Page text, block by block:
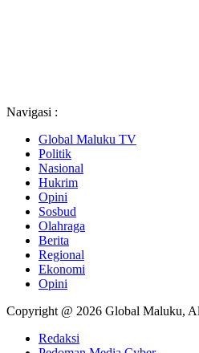
Navigasi :
Global Maluku TV
Politik
Nasional
Hukrim
Opini
Sosbud
Olahraga
Berita
Regional
Ekonomi
Opini
Copyright @ 2026 Global Maluku,
Redaksi